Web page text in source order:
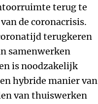
terug te
de coronacrisis.
terugkeren
samenwerken
is noodzakelijk
hybride manier van
van thuiswerken